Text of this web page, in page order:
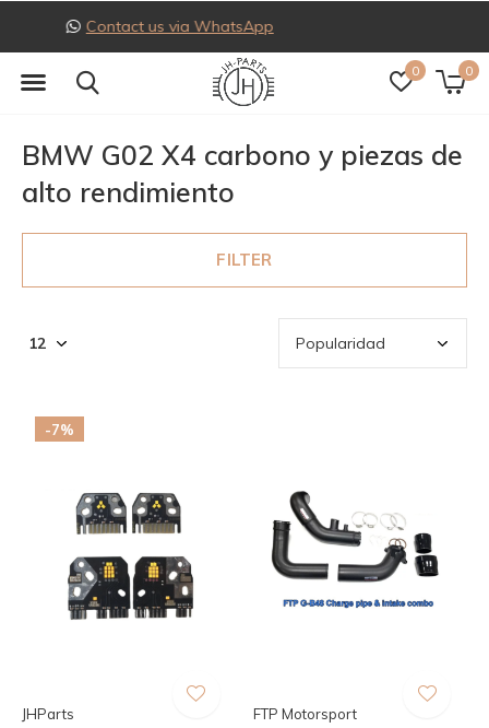
0 0
Follow us on Instagram
BMW G02 X4 carbono y piezas de
alto rendimiento
FILTER
-7%
JHParts FTP Motorsport